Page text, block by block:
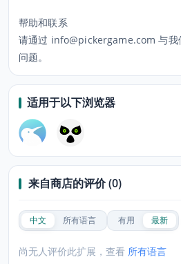
帮助和联系
请通过 info@pickergame.com 与我
问题。
适用于以下浏览器
来自商店的评价 (0)
中文 所有语言 有用 最新
尚无人评价此扩展，查看 所有语言